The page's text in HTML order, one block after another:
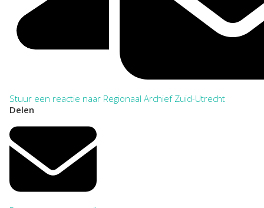
Stuur een reactie naar Regionaal Archief Zuid-Utrecht
Delen